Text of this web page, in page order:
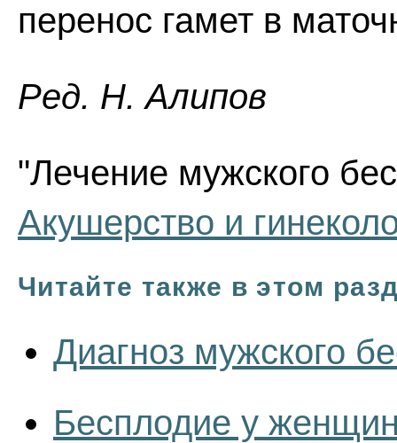
перенос гамет в
Ред. Н. Алипов
"Лечение мужского
Акушерство и
Читайте также в этом
Диагноз мужского
Бесплодие у